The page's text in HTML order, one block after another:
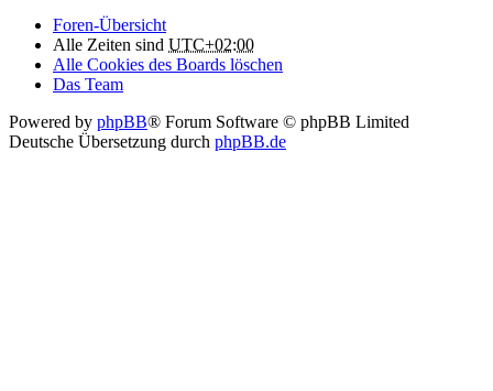
Foren-Übersicht
Alle Zeiten sind UTC+02:00
Alle Cookies des Boards löschen
Das Team
Powered by phpBB® Forum Software © phpBB Limited
Deutsche Übersetzung durch phpBB.de